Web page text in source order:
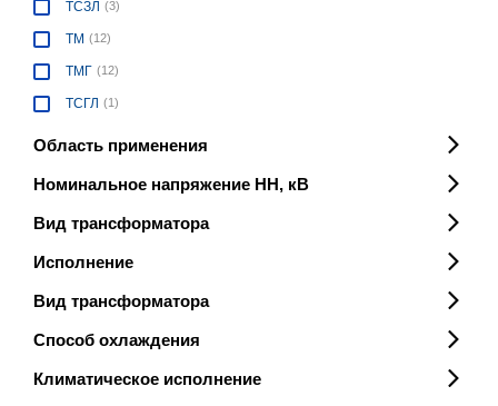
ТСЗЛ (3)
ТМ (12)
ТМГ (12)
ТСГЛ (1)
Область применения
Номинальное напряжение НН, кВ
Вид трансформатора
Исполнение
Вид трансформатора
Способ охлаждения
Климатическое исполнение